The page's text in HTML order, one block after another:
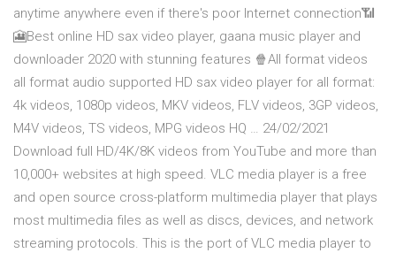
anytime anywhere even if there's poor Internet connection📶
🎦Best online HD sax video player, gaana music player and
downloader 2️0️2️0️ with stunning features 🍿All format videos
all format audio supported HD sax video player for all format:
4k videos, 1080p videos, MKV videos, FLV videos, 3GP videos,
M4V videos, TS videos, MPG videos HQ … 24/02/2021
Download full HD/4K/8K videos from YouTube and more than
10,000+ websites at high speed. VLC media player is a free
and open source cross-platform multimedia player that plays
most multimedia files as well as discs, devices, and network
streaming protocols. This is the port of VLC media player to